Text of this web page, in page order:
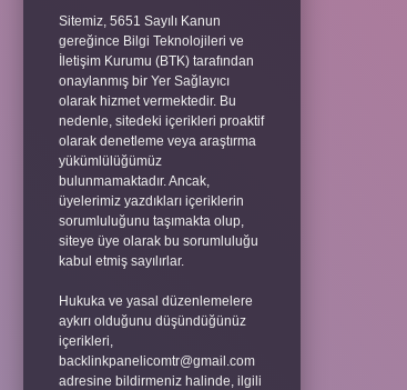
Sitemiz, 5651 Sayılı Kanun
gereğince Bilgi Teknolojileri ve
İletişim Kurumu (BTK) tarafından
onaylanmış bir Yer Sağlayıcı
olarak hizmet vermektedir. Bu
nedenle, sitedeki içerikleri proaktif
olarak denetleme veya araştırma
yükümlülüğümüz
bulunmamaktadır. Ancak,
üyelerimiz yazdıkları içeriklerin
sorumluluğunu taşımakta olup,
siteye üye olarak bu sorumluluğu
kabul etmiş sayılırlar.
Hukuka ve yasal düzenlemelere
aykırı olduğunu düşündüğünüz
içerikleri,
backlinkpanelicomtr@gmail.com
adresine bildirmeniz halinde, ilgili